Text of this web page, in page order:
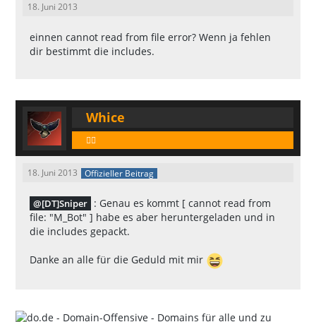
18. Juni 2013
einnen cannot read from file error? Wenn ja fehlen
dir bestimmt die includes.
Whice
🕵️‍♂️
18. Juni 2013 Offizieller Beitrag
[DT]Sniper : Genau es kommt [ cannot read from
file: "M_Bot" ] habe es aber heruntergeladen und in
die includes gepackt.
Danke an alle für die Geduld mit mir